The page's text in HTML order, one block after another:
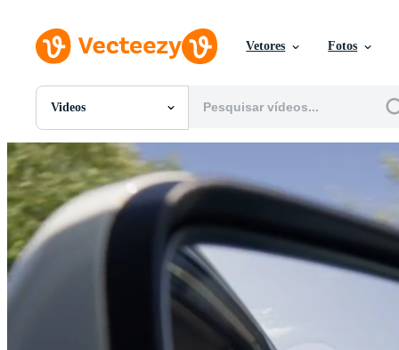
Vetores Fotos
Videos
Todas Imagens
Fotos
PNGs
PSDs
SVGs
Modelos
Vetores